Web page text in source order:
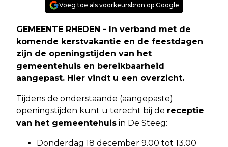
Voeg toe als voorkeursbron op Google
GEMEENTE RHEDEN - In verband met de
komende kerstvakantie en de feestdagen
zijn de openingstijden van het
gemeentehuis en bereikbaarheid
aangepast. Hier vindt u een overzicht.
Tijdens de onderstaande (aangepaste)
openingstijden kunt u terecht bij de receptie
van het gemeentehuis in De Steeg:
Donderdag 18 december 9.00 tot 13.00